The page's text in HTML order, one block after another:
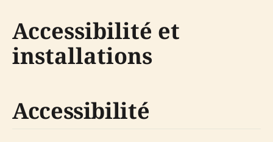
Accessibilité et
installations
Accessibilité